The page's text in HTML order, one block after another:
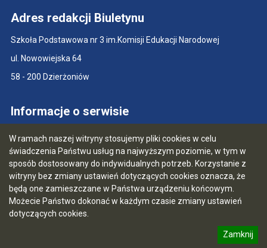
W ramach naszej witryny stosujemy pliki cookies w celu
świadczenia Państwu usług na najwyższym poziomie, w tym w
sposób dostosowany do indywidualnych potrzeb. Korzystanie z
witryny bez zmiany ustawień dotyczących cookies oznacza, że
będą one zamieszczane w Państwa urządzeniu końcowym.
Możecie Państwo dokonać w każdym czasie zmiany ustawień
dotyczących cookies.
Zamknij
Adres redakcji Biuletynu
Szkoła Podstawowa nr 3 im.Komisji Edukacji Narodowej
ul. Nowowiejska 64
58 - 200 Dzierżoniów
Informacje o serwisie
Mapa serwisu
Instrukcja serwisu
Statystyki
Ostatnia aktualizacja BIP: 27.06.2026 10:41